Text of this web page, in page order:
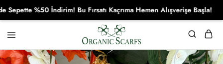
Organikscarf
%50 İndirim! Bu Fırsatı Kaçrıma Hemen Alışverişe Başla!